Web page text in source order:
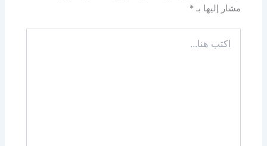
مشار إليها بـ*
هنا...